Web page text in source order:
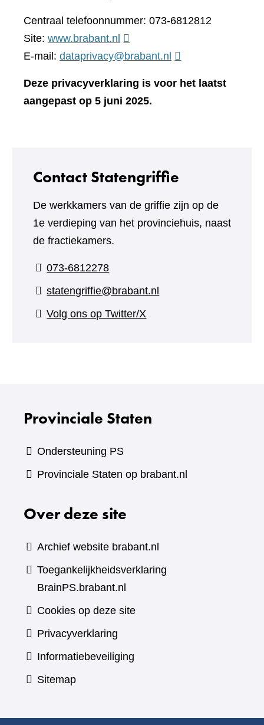
Centraal telefoonnummer: 073-6812812
Site: www.brabant.nl (verwijst
naar
andere
E-mail: dataprivacy@brabant.nl
Deze privacyverklaring is voor het laatst
aangepast op 5 juni 2025.
Contact Statengriffie
De werkkamers van de griffie zijn op de
1e verdieping van het provinciehuis, naast
de fractiekamers.
073-6812278
statengriffie@brabant.nl
Volg ons op Twitter/X
Provinciale Staten
Ondersteuning PS
Provinciale Staten op brabant.nl
Over deze site
Archief website brabant.nl
Toegankelijkheidsverklaring
BrainPS.brabant.nl
Cookies op deze site
Privacyverklaring
Informatiebeveiliging
Sitemap